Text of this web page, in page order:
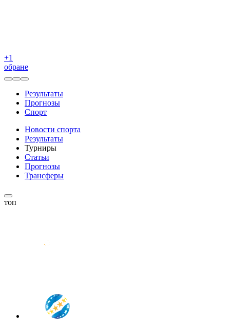
+1
обране
Результаты
Прогнозы
Спорт
Новости спорта
Результаты
Турниры
Статьи
Прогнозы
Трансферы
топ